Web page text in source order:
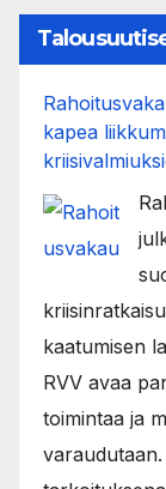
kapea
kaatumisen
RVV avaa
toimintaa ja